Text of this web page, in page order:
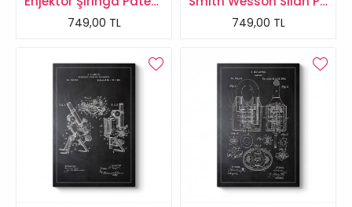
749,00 TL 749,00 TL